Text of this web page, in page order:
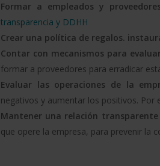
Formar a empleados y
transparencia y DDHH
Crear una política de regalos.
Contar con mecanismos para
formar a proveedores para erradicar
Evaluar las operaciones de la
negativos y aumentar los positivos.
Mantener una relación
que opere la empresa, para prevenir la